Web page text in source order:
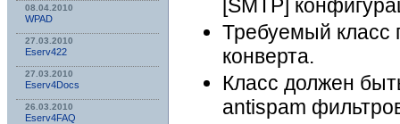
08.04.2010
WPAD
27.03.2010
Eserv422
27.03.2010
Eserv4Docs
26.03.2010
Eserv4FAQ
[SMTP]
Требуемый класс
конверта.
Класс должен
antispam